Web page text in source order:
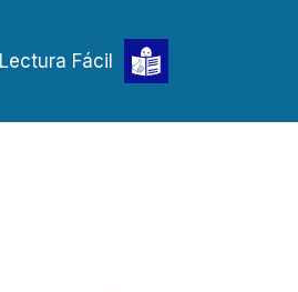
Lectura Fácil